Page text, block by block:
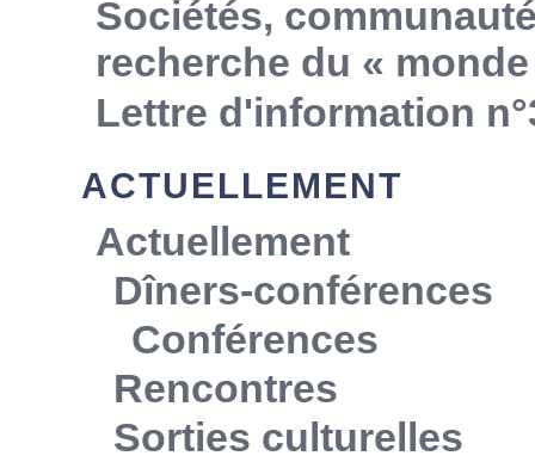
Sociétés,
recherche du «
Lettre d'information
ACTUELLEMENT
Actuellement
Dîners-conférences
Conférences
Rencontres
Sorties culturelles